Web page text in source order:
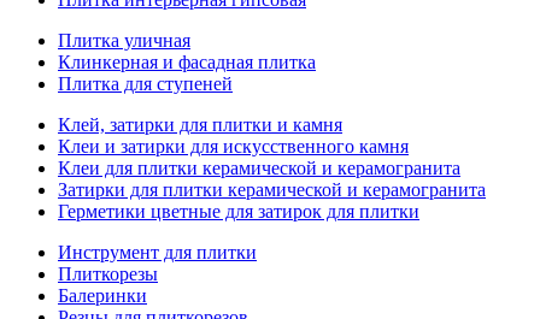
Плитка уличная
Клинкерная и фасадная плитка
Плитка для ступеней
Клей, затирки для плитки и камня
Клеи и затирки для искусственного камня
Клеи для плитки керамической и керамогранита
Затирки для плитки керамической и керамогранита
Герметики цветные для затирок для плитки
Инструмент для плитки
Плиткорезы
Балеринки